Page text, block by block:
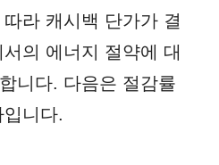
라 캐시백 단가가 결
의 에너지 절약에 대
니다. 다음은 절감률
니다.